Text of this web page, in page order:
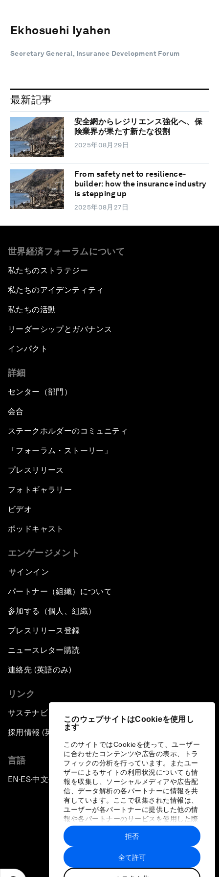
このウェブサイトはCookieを使用し
ます
このサイトではCookieを使って、ユーザー
に合わせたコンテンツや広告の表示、トラ
フィックの分析を行っています。またユー
ザーによるサイトの利用状況についても情
報を収集し、ソーシャルメディアや広告配
信、データ解析の各パートナーに情報を共
有しています。ここで収集された情報は、
ユーザーが各パートナーに提供した他の情
報や各パートナーのサービスを使用した際
に収集された情報と組み合わされ、各パー
トナーによって使用されることがありま
す。
全て許可
拒否
Ekhosuehi Iyahen
Secretary General, Insurance Development Forum
最新記事
安全網からレジリエンス強化へ、保
険業界が果たす新たな役割
2025年08月29日
From safety net to resilience-
builder: how the insurance industry
is stepping up
2025年08月27日
世界経済フォーラムについて
私たちのストラテジー
私たちのアイデンティティ
私たちの活動
リーダーシップとガバナンス
インパクト
詳細
センター（部門）
会合
ステークホルダーのコミュニティ
「フォーラム・ストーリー」
プレスリリース
フォトギャラリー
ビデオ
ポッドキャスト
エンゲージメント
サインイン
パートナー（組織）について
参加する（個人、組織）
プレスリリース登録
ニュースレター購読
連絡先 (英語のみ)
リンク
サステナビリティへの取り組み
採用情報 (英語のみ)
言語
EN ▪ES▪中文▪ 日本語
プライバシーポリシーと利用規約
サイトマップ